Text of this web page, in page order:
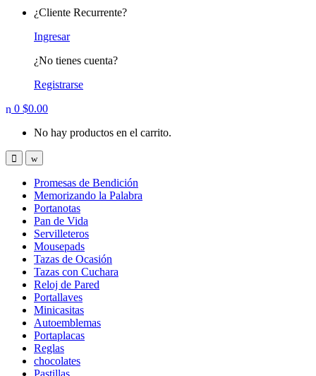
¿Cliente Recurrente?
Ingresar
¿No tienes cuenta?
Registrarse
0 $0.00
No hay productos en el carrito.
Promesas de Bendición
Memorizando la Palabra
Portanotas
Pan de Vida
Servilleteros
Mousepads
Tazas de Ocasión
Tazas con Cuchara
Reloj de Pared
Portallaves
Minicasitas
Autoemblemas
Portaplacas
Reglas
chocolates
Pastillas